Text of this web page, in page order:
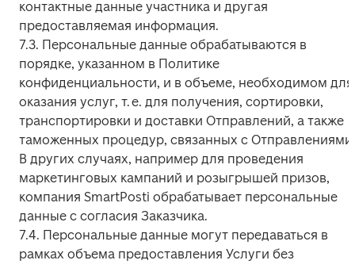
контактные данные участника и другая
предоставляемая информация.
7.3. Персональные данные обрабатываются в
порядке, указанном в Политике
конфиденциальности, и в объеме, необходимом для
оказания услуг, т. е. для получения, сортировки,
транспортировки и доставки Отправлений, а также
таможенных процедур, связанных с Отправлениями.
В других случаях, например для проведения
маркетинговых кампаний и розыгрышей призов,
компания SmartPosti обрабатывает персональные
данные с согласия Заказчика.
7.4. Персональные данные могут передаваться в
рамках объема предоставления Услуги без